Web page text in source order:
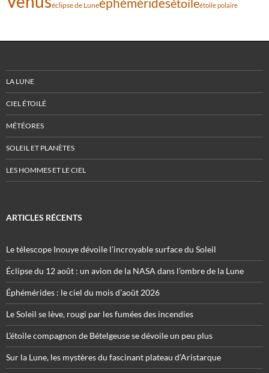
éclipse de Lune étoileétoile polaire
LA LUNE
CIEL ÉTOILÉ
MÉTÉORES
SOLEIL ET PLANÈTES
LES HOMMES ET LE CIEL
ARTICLES RÉCENTS
Le télescope Inouye dévoile l’incroyable surface du Soleil
Éclipse du 12 août : un avion de la NASA dans l’ombre de la Lune
Éphémérides : le ciel du mois d’août 2026
Le Soleil se lève, rougi par les fumées des incendies
L’étoile compagnon de Bételgeuse se dévoile un peu plus
Sur la Lune, les mystères du fascinant plateau d’Aristarque